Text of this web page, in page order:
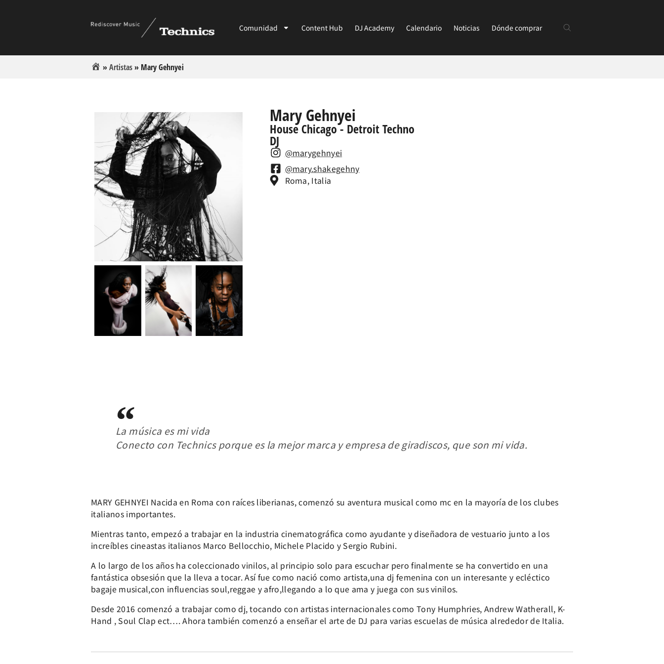
Comunidad Content Hub DJ Academy Calendario Noticias Dónde comprar
»Artistas » Mary Gehnyei
Mary Gehnyei
House Chicago - Detroit Techno
DJ
@marygehnyei
@mary.shakegehny
Roma, Italia
La música es mi vida
Conecto con Technics porque es la mejor marca y empresa de giradiscos, que son mi vida.
MARY GEHNYEI Nacida en Roma con raíces liberianas, comenzó su aventura musical como mc en la mayoría de los clubes
italianos importantes.
Mientras tanto, empezó a trabajar en la industria cinematográfica como ayudante y diseñadora de vestuario junto a los
increíbles cineastas italianos Marco Bellocchio, Michele Placido y Sergio Rubini.
A lo largo de los años ha coleccionado vinilos, al principio solo para escuchar pero finalmente se ha convertido en una
fantástica obsesión que la lleva a tocar. Así fue como nació como artista,una dj femenina con un interesante y ecléctico
bagaje musical,con influencias soul,reggae y afro,llegando a lo que ama y juega con sus vinilos.
Desde 2016 comenzó a trabajar como dj, tocando con artistas internacionales como Tony Humphries, Andrew Watherall, K-
Hand , Soul Clap ect…. Ahora también comenzó a enseñar el arte de DJ para varias escuelas de música alrededor de Italia.